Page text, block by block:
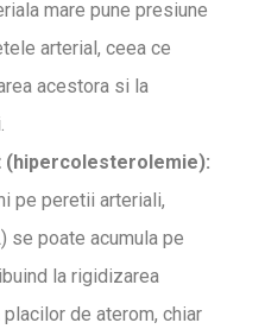
mare pune presiune
arterial, ceea ce
acestora si la
(hipercolesterolemie):
pe peretii arteriali,
se poate acumula pe
la rigidizarea
de aterom, chiar